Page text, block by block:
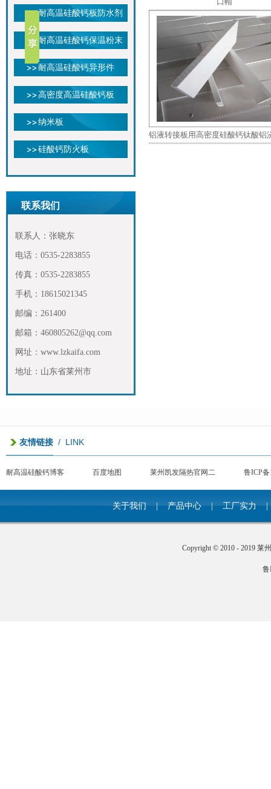
耐高温硅酸钙板防水剂
耐高温硅酸钙保温粉末
耐高温硅酸钙异形件
高密度高温硅酸钙板
纳米板
硅酸钙防火板
联系我们
联系人：张晓东
电话：0535-2283855
传真：0535-2283855
手机：18615021345
邮编：261400
邮箱：460805262@qq.com
网址：www.lzkaifa.com
地址：山东省莱州市
铝液转接板用高密度硅酸钙钛酸铝
友情链接 / LINK
耐高温硅酸钙博客 百度地图 莱州凯发隔热官网二 鲁ICP备
关于我们 | 产品中心 | 工厂实力 |
Copyright © 2010 - 2019 莱
鲁